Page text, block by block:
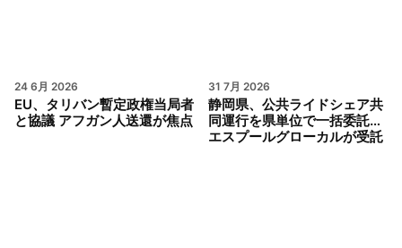
24 6月 2026
EU、タリバン暫定政権当局者
と協議 アフガン人送還が焦点
31 7月 2026
静岡県、公共ライドシェア共
同運行を県単位で一括委託…
エスプールグローカルが受託